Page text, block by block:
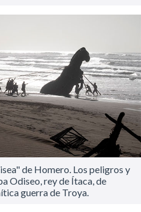
de Homero. Los peligros y
Odiseo, rey de Ítaca, de
guerra de Troya.